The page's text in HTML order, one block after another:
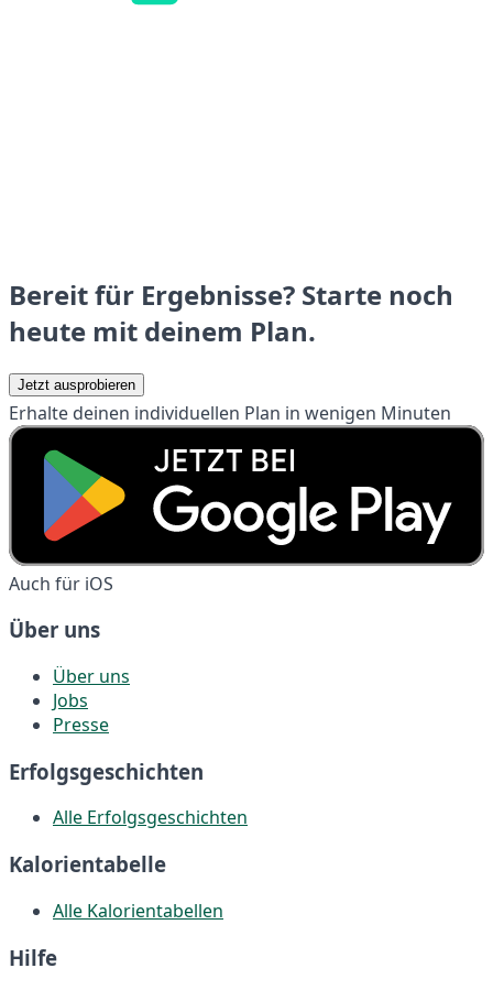
Bereit für Ergebnisse? Starte noch
heute mit deinem Plan.
Jetzt ausprobieren
Erhalte deinen individuellen Plan in wenigen Minuten
Auch für iOS
Über uns
Über uns
Jobs
Presse
Erfolgsgeschichten
Alle Erfolgsgeschichten
Kalorientabelle
Alle Kalorientabellen
Hilfe